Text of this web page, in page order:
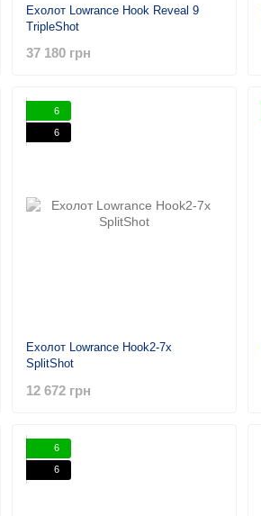
Ехолот Lowrance Hook Reveal 9
TripleShot
37 180 грн
6
6
Ехолот Lowrance Hook2-7x
SplitShot
12 672 грн
6
6